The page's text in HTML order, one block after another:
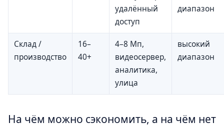
удалённый
доступ
диапазон
Склад /
производство
16–
40+
4–8 Мп,
видеосервер,
аналитика,
улица
высокий
диапазон
На чём можно сэкономить, а на чём нет